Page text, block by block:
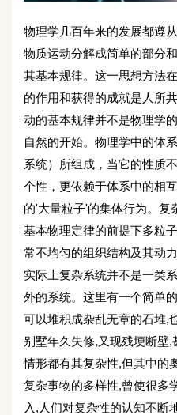
物理学几百年来的发展都遵
物质运动分解成简单的部分
其基本规律。这一思想方法
的作用和获得的成就是人所
动的基本规律并不是物理学
自然的开始。物理学中的体
系统）所组成，当它的性质
个性，更依赖于体系中的相
的'大量粒子'的集体行为。复
基本物理定律的前提下多粒
常不均匀的组织结构及其动力
实际上复杂系统并不是一类
外的系统。这里有一个简单
可以堆积成杂乱无章的石堆,
别墅年久失修,又现残埂断壁
情形都有其复杂性,但其中的
复杂事物的多样性,曾使很多
入,人们对复杂性的认知不断